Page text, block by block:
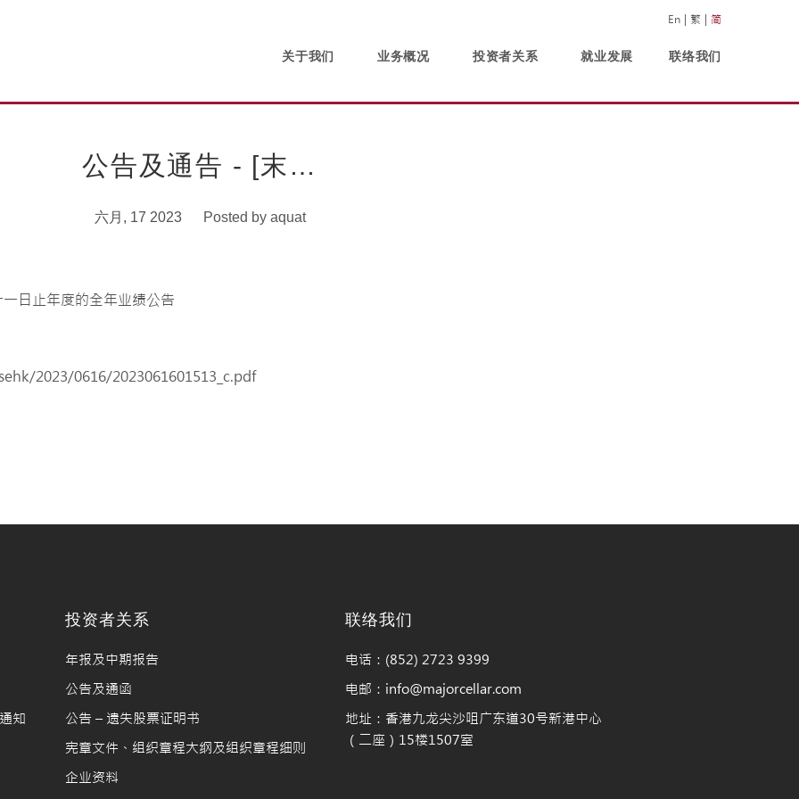
En 繁 简
关于我们 业务概况 投资者关系 就业发展 联络我们
公告及通告 - [末…
六月, 17 2023 Posted by aquat
2023/0616/2023061601513_c.pdf
知
投资者关系
年报及中期报告
公告及通函
公告 – 遗失股票证明书
宪章文件、组织章程大纲及组织章程细则
企业资料
联络我们
电话：(852) 2723 9399
电邮：info@majorcellar.com
地址：香港九龙尖沙咀广东道30号新港中心
（二座）15楼1507室